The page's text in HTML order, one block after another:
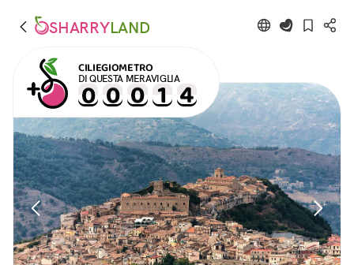
SHARRYLAND
CILIEGIOMETRO
DI QUESTA MERAVIGLIA